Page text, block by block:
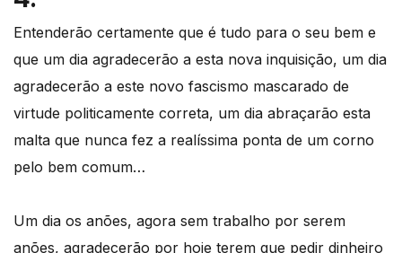
Entenderão certamente que é tudo para o seu bem e
que um dia agradecerão a esta nova inquisição, um dia
agradecerão a este novo fascismo mascarado de
virtude politicamente correta, um dia abraçarão esta
malta que nunca fez a realíssima ponta de um corno
pelo bem comum…
Um dia os anões, agora sem trabalho por serem
anões, agradecerão por hoje terem que pedir dinheiro